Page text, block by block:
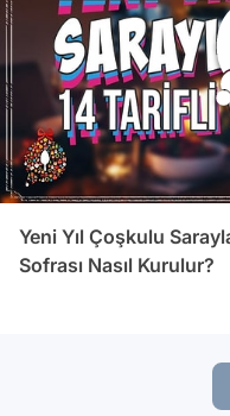
Yeni Yıl Çoşkulu
Sofrası Nasıl Kurulur?